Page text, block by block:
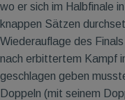
wo er sich im Halbfinale
knappen Sätzen
Wiederauflage des
nach erbittertem Kampf
geschlagen geben
Doppeln (mit seinem